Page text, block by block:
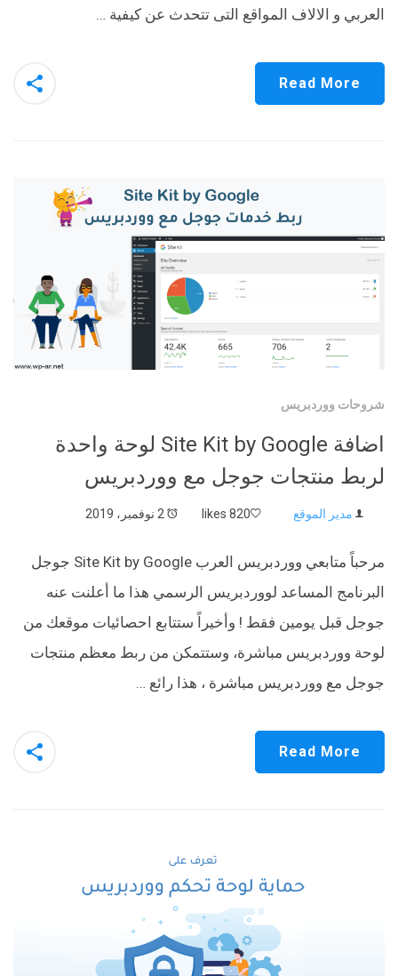
العربي و الالاف المواقع التى تتحدث عن كيفية …
Read More
شروحات ووردبريس
اضافة Site Kit by Google لوحة واحدة
لربط منتجات جوجل مع ووردبريس
مدير الموقع 820 likes
مرحباً متابعي ووردبريس العرب Site Kit by Google جوجل
البرنامج المساعد لووردبريس الرسمي هذا ما أعلنت عنه
جوجل قبل يومين فقط ! وأخيراً ستتابع احصائيات موقعك من
لوحة ووردبريس مباشرة، وستتمكن من ربط معظم منتجات
جوجل مع ووردبريس مباشرة ، هذا رائع …
Read More